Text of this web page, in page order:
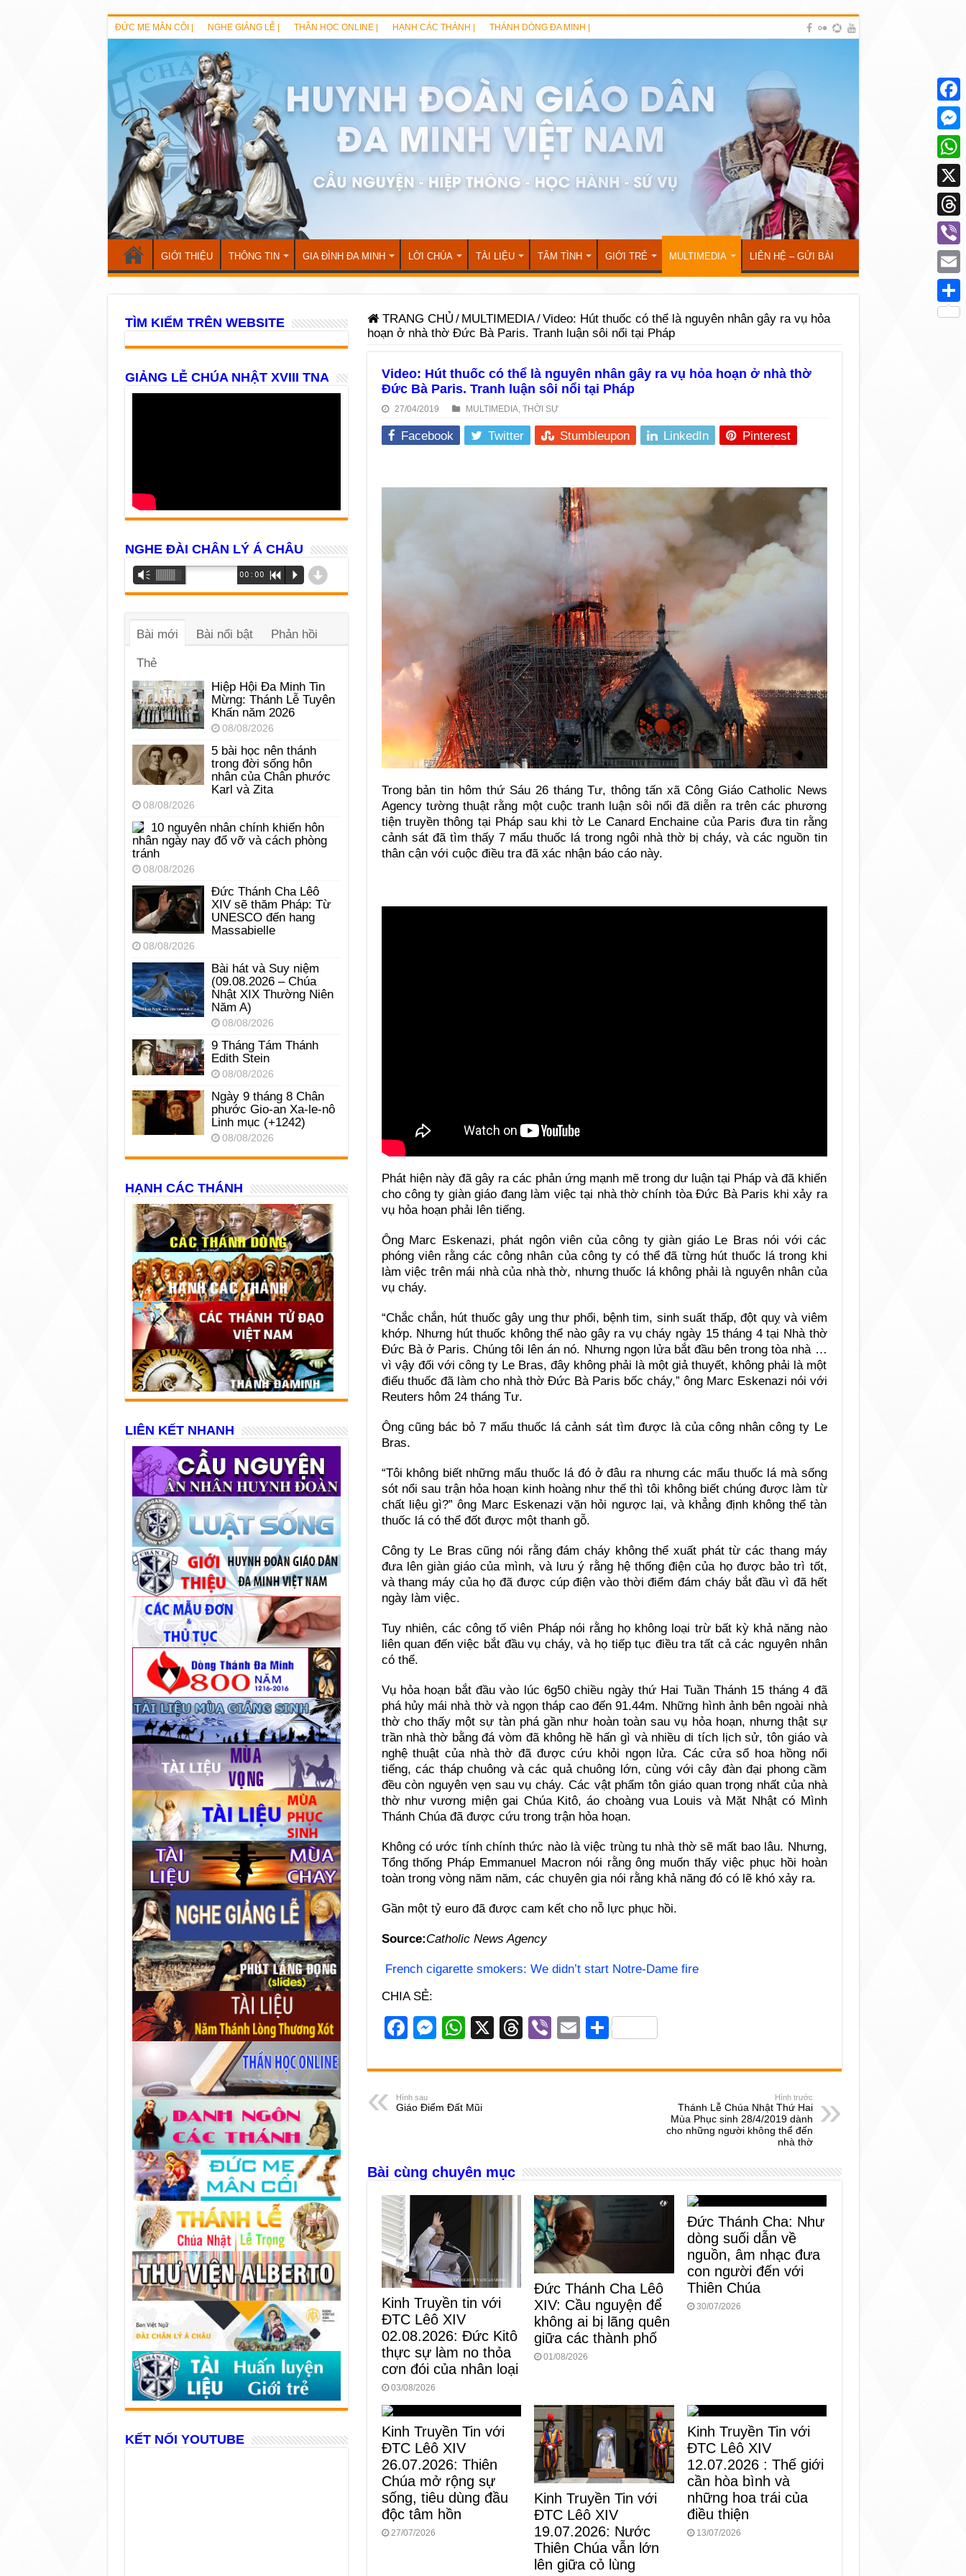
ĐỨC MẸ MÂN CÔI | NGHE GIẢNG LỄ | THẦN HỌC ONLINE | HẠNH CÁC THÁNH | THÁNH DÒNG ĐA MINH |
GIỚI THIỆU THÔNG TIN GIA ĐÌNH ĐA MINH LỜI CHÚA TÀI LIỆU TÂM TÌNH GIỚI TRẺ MULTIMEDIA LIÊN HỆ – GỬI BÀI
TRANG CHỦ / MULTIMEDIA/Video: Hút thuốc có thể là nguyên nhân gây ra vụ hỏa
hoạn ở nhà thờ Đức Bà Paris. Tranh luận sôi nổi tại Pháp
Video: Hút thuốc có thể là nguyên nhân gây ra vụ hỏa hoạn ở nhà thờ
Đức Bà Paris. Tranh luận sôi nổi tại Pháp
27/04/2019 MULTIMEDIA, THỜI SỰ
Facebook Twitter Stumbleupon LinkedIn Pinterest
Trong bản tin hôm thứ Sáu 26 tháng Tư, thông tấn xã Công Giáo Catholic News
Agency tường thuật rằng một cuộc tranh luận sôi nổi đã diễn ra trên các phương
tiện truyền thông tại Pháp sau khi tờ Le Canard Enchaine của Paris đưa tin rằng
cảnh sát đã tìm thấy 7 mẩu thuốc lá trong ngôi nhà thờ bị cháy, và các nguồn tin
thân cận với cuộc điều tra đã xác nhận báo cáo này.
Phát hiện này đã gây ra các phản ứng mạnh mẽ trong dư luận tại Pháp và đã khiến
cho công ty giàn giáo đang làm việc tại nhà thờ chính tòa Đức Bà Paris khi xảy ra
vụ hỏa hoạn phải lên tiếng.
Ông Marc Eskenazi, phát ngôn viên của công ty giàn giáo Le Bras nói với các
phóng viên rằng các công nhân của công ty có thể đã từng hút thuốc lá trong khi
làm việc trên mái nhà của nhà thờ, nhưng thuốc lá không phải là nguyên nhân của
vụ cháy.
“Chắc chắn, hút thuốc gây ung thư phổi, bệnh tim, sinh suất thấp, đột quỵ và viêm
khớp. Nhưng hút thuốc không thể nào gây ra vụ cháy ngày 15 tháng 4 tại Nhà thờ
Đức Bà ở Paris. Chúng tôi lên án nó. Nhưng ngọn lửa bắt đầu bên trong tòa nhà …
vì vậy đối với công ty Le Bras, đây không phải là một giả thuyết, không phải là một
điếu thuốc đã làm cho nhà thờ Đức Bà Paris bốc cháy,” ông Marc Eskenazi nói với
Reuters hôm 24 tháng Tư.
Ông cũng bác bỏ 7 mẩu thuốc lá cảnh sát tìm được là của công nhân công ty Le
Bras.
“Tôi không biết những mẩu thuốc lá đó ở đâu ra nhưng các mẩu thuốc lá mà sống
sót nổi sau trận hỏa hoạn kinh hoàng như thế thì tôi không biết chúng được làm từ
chất liệu gì?” ông Marc Eskenazi vặn hỏi ngược lại, và khẳng định không thể tàn
thuốc lá có thể đốt được một thanh gỗ.
Công ty Le Bras cũng nói rằng đám cháy không thể xuất phát từ các thang máy
đưa lên giàn giáo của mình, và lưu ý rằng hệ thống điện của họ được bảo trì tốt,
và thang máy của họ đã được cúp điện vào thời điểm đám cháy bắt đầu vì đã hết
ngày làm việc.
Tuy nhiên, các công tố viên Pháp nói rằng họ không loại trừ bất kỳ khả năng nào
liên quan đến việc bắt đầu vụ cháy, và họ tiếp tục điều tra tất cả các nguyên nhân
có thể.
Vụ hỏa hoạn bắt đầu vào lúc 6g50 chiều ngày thứ Hai Tuần Thánh 15 tháng 4 đã
phá hủy mái nhà thờ và ngọn tháp cao đến 91.44m. Những hình ảnh bên ngoài nhà
thờ cho thấy một sự tàn phá gần như hoàn toàn sau vụ hỏa hoạn, nhưng thật sự
trần nhà thờ bằng đá vòm đã không hề hấn gì và nhiều di tích lịch sử, tôn giáo và
nghệ thuật của nhà thờ đã được cứu khỏi ngọn lửa. Các cửa sổ hoa hồng nổi
tiếng, các tháp chuông và các quả chuông lớn, cùng với cây đàn đại phong cầm
đều còn nguyên vẹn sau vụ cháy. Các vật phẩm tôn giáo quan trọng nhất của nhà
thờ như vương miện gai Chúa Kitô, áo choàng vua Louis và Mặt Nhật có Mình
Thánh Chúa đã được cứu trong trận hỏa hoạn.
Không có ước tính chính thức nào là việc trùng tu nhà thờ sẽ mất bao lâu. Nhưng,
Tổng thống Pháp Emmanuel Macron nói rằng ông muốn thấy việc phục hồi hoàn
toàn trong vòng năm năm, các chuyên gia nói rằng khả năng đó có lẽ khó xảy ra.
Gần một tỷ euro đã được cam kết cho nỗ lực phục hồi.
Source:Catholic News Agency
French cigarette smokers: We didn’t start Notre-Dame fire
CHIA SẺ:
F
c
e
b
o
k
M
ss
n
er
W
at
A
p
X T
e
Vi
er
E
ail
S
ar
Hình sau
Giáo Điểm Đất Mũi
Hình trước
Thánh Lễ Chúa Nhật Thứ Hai
Mùa Phục sinh 28/4/2019 dành
cho những người không thể đến
nhà thờ
Bài cùng chuyên mục
Kinh Truyền tin với
ĐTC Lêô XIV
02.08.2026: Đức Kitô
thực sự làm no thỏa
cơn đói của nhân loại
03/08/2026
Đức Thánh Cha Lêô
XIV: Cầu nguyện để
không ai bị lãng quên
giữa các thành phố
01/08/2026
Đức Thánh Cha: Như
dòng suối dẫn về
nguồn, âm nhạc đưa
con người đến với
Thiên Chúa
30/07/2026
Kinh Truyền Tin với
ĐTC Lêô XIV
26.07.2026: Thiên
Chúa mở rộng sự
sống, tiêu dùng đầu
độc tâm hồn
27/07/2026
Kinh Truyền Tin với
ĐTC Lêô XIV
19.07.2026: Nước
Thiên Chúa vẫn lớn
lên giữa cỏ lùng
Kinh Truyền Tin với
ĐTC Lêô XIV
12.07.2026 : Thế giới
cần hòa bình và
những hoa trái của
điều thiện
13/07/2026
TÌM KIẾM TRÊN WEBSITE
GIẢNG LỄ CHÚA NHẬT XVIII TNA
NGHE ĐÀI CHÂN LÝ Á CHÂU
Trình
phát
âm
Vm 00:00 R P d
Bài mới Bài nổi bật Phản hồi
Thẻ
Hiệp Hội Đa Minh Tin
Mừng: Thánh Lễ Tuyên
Khấn năm 2026
08/08/2026
5 bài học nên thánh
trong đời sống hôn
nhân của Chân phước
Karl và Zita
08/08/2026
10 nguyên nhân chính khiến hôn
nhân ngày nay đổ vỡ và cách phòng
tránh
08/08/2026
Đức Thánh Cha Lêô
XIV sẽ thăm Pháp: Từ
UNESCO đến hang
Massabielle
08/08/2026
Bài hát và Suy niệm
(09.08.2026 – Chúa
Nhật XIX Thường Niên
Năm A)
08/08/2026
9 Tháng Tám Thánh
Edith Stein
08/08/2026
Ngày 9 tháng 8 Chân
phước Gio-an Xa-le-nô
Linh mục (+1242)
08/08/2026
HẠNH CÁC THÁNH
LIÊN KẾT NHANH
KẾT NỐI YOUTUBE
X
Viber